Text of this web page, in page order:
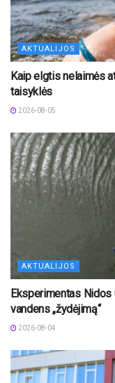
AKTUALIJOS
Kaip elgtis nelaimės
taisyklės
2026-08-05
AKTUALIJOS
Eksperimentas
vandens „žydėjimą“
2026-08-04